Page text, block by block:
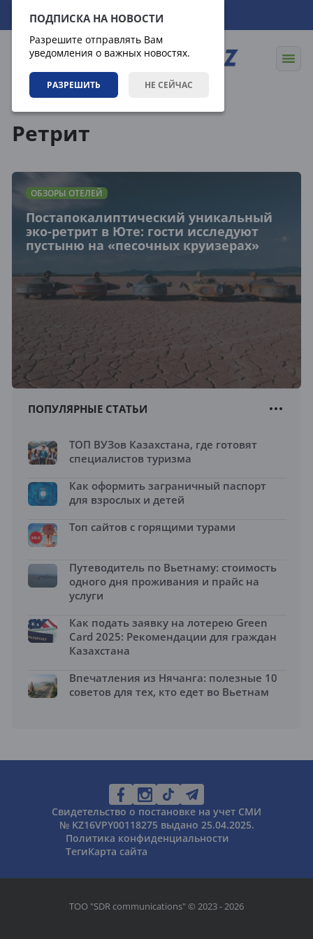
ПОДПИСКА НА НОВОСТИ
Разрешите отправлять Вам
уведомления о важных новостях.
РАЗРЕШИТЬ НЕ СЕЙЧАС
09.08.2026 03:24:20
Ретрит
ОБЗОРЫ ОТЕЛЕЙ
Постапокалиптический уникальный
эко-ретрит в Юте: гости исследуют
пустыню на «песочных круизерах»
ПОПУЛЯРНЫЕ СТАТЬИ
ТОП ВУЗов Казахстана, где готовят
специалистов туризма
Как оформить заграничный паспорт
для взрослых и детей
Топ сайтов с горящими турами
Путеводитель по Вьетнаму: стоимость
одного дня проживания и прайс на
услуги
Как подать заявку на лотерею Green
Card 2025: Рекомендации для граждан
Казахстана
Впечатления из Нячанга: полезные 10
советов для тех, кто едет во Вьетнам
Свидетельство о постановке на учет СМИ
№ KZ16VPY00118275 выдано 25.04.2025.
Политика конфиденциальности
ТегиКарта сайта
ТОО "SDR communications" © 2023 - 2026